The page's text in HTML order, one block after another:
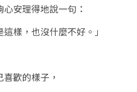
心安理得地說一句：
這樣，也沒什麼不好。」
歡的樣子，